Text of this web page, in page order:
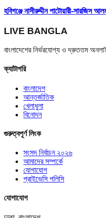
হবিগঞ্জে নাসীরুদ্দীন পাটোয়ারী-সারজিস
LIVE BANGLA
বাংলাদেশের নির্ভরযোগ্য ও দ্রুততম
ক্যাটাগরি
বাংলাদেশ
আন্তর্জাতিক
খেলাধুলা
বিনোদন
গুরুত্বপূর্ণ লিংক
সংসদ নির্বাচন ২০২৬
আমাদের সম্পর্কে
যোগাযোগ
প্রাইভেসি পলিসি
যোগাযোগ